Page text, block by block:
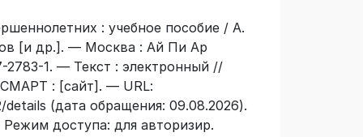
«Криминалистика», а
правоохранительных
: учебное пособие / А.
[и др.]. — Москва : Ай Пи Ар
1. — Текст : электронный //
СМАРТ : [сайт]. — URL:
(дата обращения: 09.08.2026).
доступа: для авторизир.